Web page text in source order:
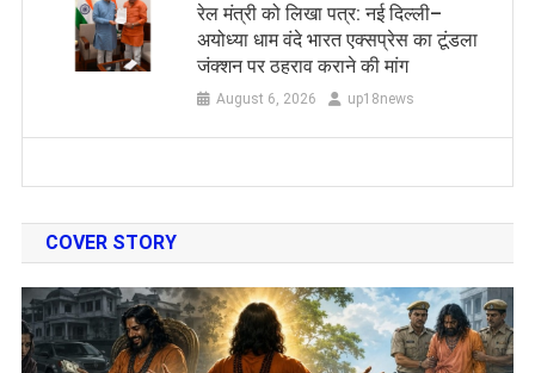
रेल मंत्री को लिखा पत्र: नई दिल्ली–
अयोध्या धाम वंदे भारत एक्सप्रेस का टूंडला
जंक्शन पर ठहराव कराने की मांग
August 6, 2026 up18news
COVER STORY